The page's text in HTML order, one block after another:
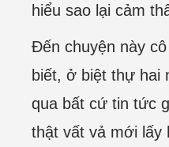
hiểu sao lại cảm
Đến chuyện này
biết, ở biệt thự hai
qua bất cứ tin tức
thật vất vả mới lấy